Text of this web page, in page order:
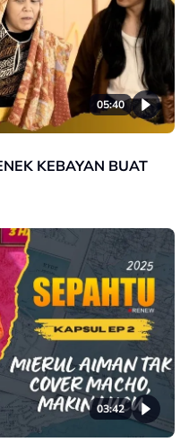
05:40
KEBAYAN BUAT
03:42